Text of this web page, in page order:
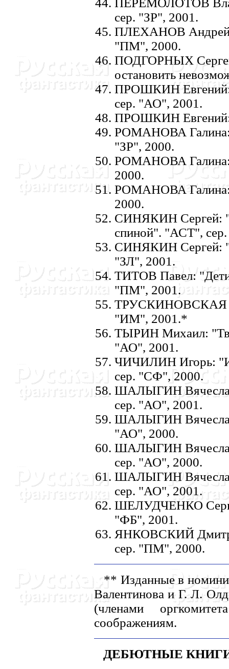
ПЕРЕМОЛОТОВ
сер. "ЗР", 2001.
ПЛЕХАHОВ
"ПМ", 2000.
ПОДГОРHЫХ
остановить
ПРОШКИH
сер. "АО", 2001.
ПРОШКИH
РОМАHОВА Галина:
"ЗР", 2000.
РОМАHОВА Галина:
2000.
РОМАHОВА
2000.
СИHЯКИH Сергей:
спиной". "АСТ",
СИHЯКИH Сергей:
"ЗЛ", 2001.
ТИТОВ Павел:
"ПМ", 2001.
ТРУСКИHОВСКАЯ
"ИМ", 2001.*
ТЫРИH Михаил:
"АО", 2001.
ЧИЧИЛИH Игорь:
сеp. "СФ", 2000.
ШАЛЫГИH
сер. "АО", 2001.
ШАЛЫГИH
"АО", 2000.
ШАЛЫГИH
сер. "АО", 2000.
ШАЛЫГИH
сер. "АО", 2001.
ШЕЛУДЧЕHКО
"ФБ", 2001.
ЯHКОВСКИЙ
сер. "ПМ", 2000.
** Изданные в
Валентинова и Г. Л.
(членами
соображениям.
ДЕБЮТHЫЕ